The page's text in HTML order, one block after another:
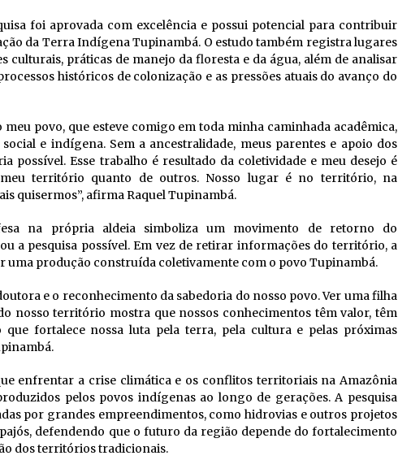
foi aprovada com excelência e possui potencial para contribuir
da Terra Indígena Tupinambá. O estudo também registra lugares
culturais, práticas de manejo da floresta e da água, além de analisar
históricos de colonização e as pressões atuais do avanço do
meu povo, que esteve comigo em toda minha caminhada acadêmica,
e indígena. Sem a ancestralidade, meus parentes e apoio dos
possível. Esse trabalho é resultado da coletividade e meu desejo é
território quanto de outros. Nosso lugar é no território, na
quisermos”, afirma Raquel Tupinambá.
na própria aldeia simboliza um movimento de retorno do
a pesquisa possível. Em vez de retirar informações do território, a
uma produção construída coletivamente com o povo Tupinambá.
e o reconhecimento da sabedoria do nosso povo. Ver uma filha
nosso território mostra que nossos conhecimentos têm valor, têm
fortalece nossa luta pela terra, pela cultura e pelas próximas
enfrentar a crise climática e os conflitos territoriais na Amazônia
pelos povos indígenas ao longo de gerações. A pesquisa
por grandes empreendimentos, como hidrovias e outros projetos
defendendo que o futuro da região depende do fortalecimento
dos territórios tradicionais.